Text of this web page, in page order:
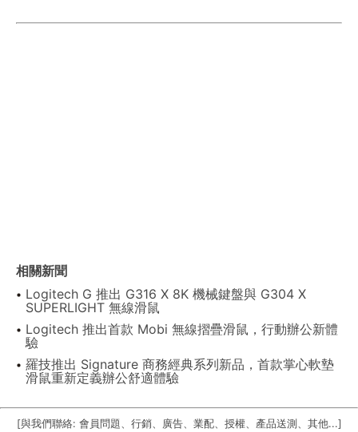
相關新聞
Logitech G 推出 G316 X 8K 機械鍵盤與 G304 X
SUPERLIGHT 無線滑鼠
Logitech 推出首款 Mobi 無線摺疊滑鼠，行動辦公新體
驗
羅技推出 Signature 商務經典系列新品，首款掌心軟墊
滑鼠重新定義辦公舒適體驗
[與我們聯絡: 會員問題、行銷、廣告、業配、授權、產品送測、其他...]